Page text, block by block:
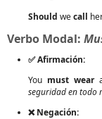
Should wecall
Verbo Modal:
✅ Afirmación:
You must weara
seguridad en todo
❌ Negación: